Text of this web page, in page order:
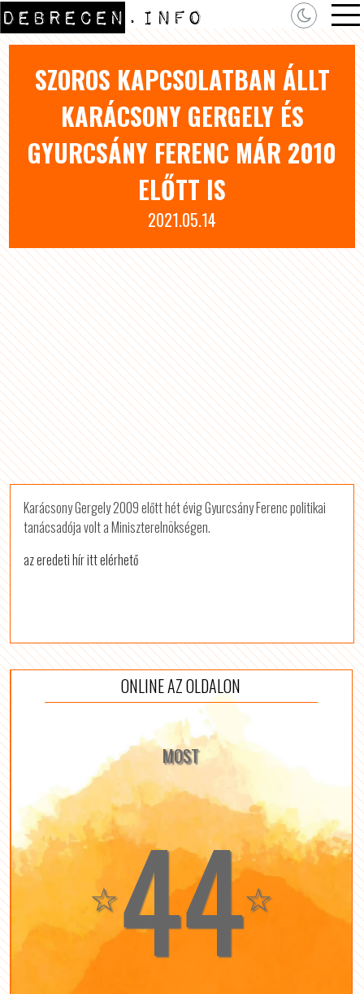
SZOROS KAPCSOLATBAN ÁLLT
KARÁCSONY GERGELY ÉS
GYURCSÁNY FERENC MÁR 2010
ELŐTT IS
2021.05.14
Karácsony Gergely 2009 előtt hét évig Gyurcsány Ferenc politikai
tanácsadója volt a Miniszterelnökségen.
az eredeti hír itt elérhető
ONLINE AZ OLDALON
MOST
☆44☆